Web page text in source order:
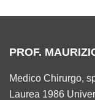
PROF.
Medico Chirurgo,
Laurea 1986